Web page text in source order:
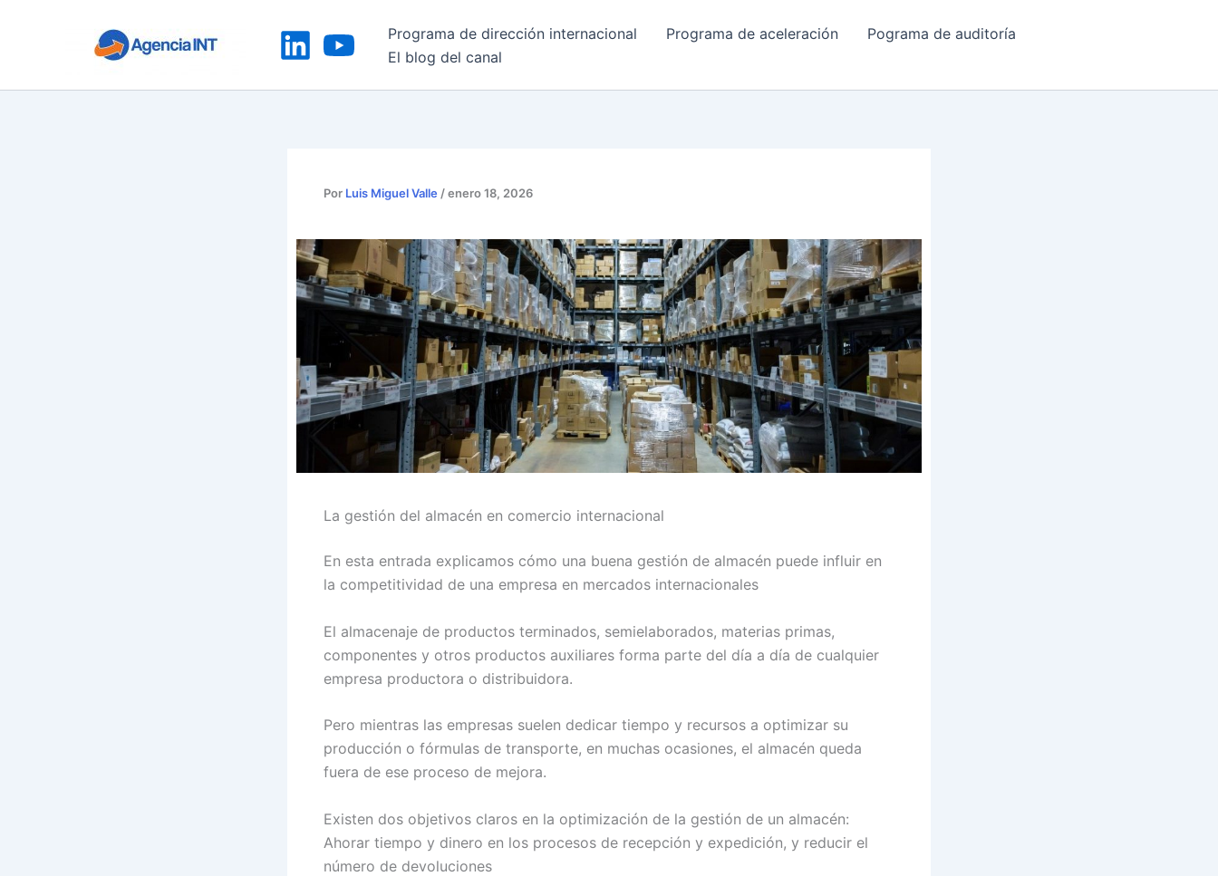
Programa de dirección internacional Programa de aceleración
Pograma de auditoría
El blog del canal
Por Luis Miguel Valle /enero 18, 2026
La gestión del almacén en comercio internacional
En esta entrada explicamos cómo una buena gestión de almacén puede influir en
la competitividad de una empresa en mercados internacionales
El almacenaje de productos terminados, semielaborados, materias primas,
componentes y otros productos auxiliares forma parte del día a día de cualquier
empresa productora o distribuidora.
Pero mientras las empresas suelen dedicar tiempo y recursos a optimizar su
producción o fórmulas de transporte, en muchas ocasiones, el almacén queda
fuera de ese proceso de mejora.
Existen dos objetivos claros en la optimización de la gestión de un almacén:
Ahorar tiempo y dinero en los procesos de recepción y expedición, y reducir el
número de devoluciones